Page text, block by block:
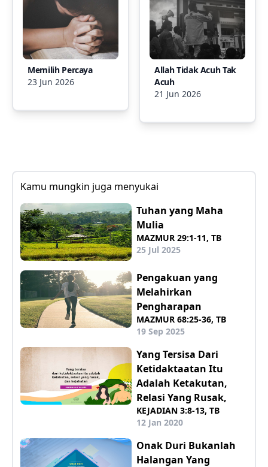
Memilih Percaya
23 Jun 2026
Allah Tidak Acuh Tak
Acuh
21 Jun 2026
Kamu mungkin juga menyukai
Tuhan yang Maha
Mulia
MAZMUR 29:1-11, TB
25 Jul 2025
Pengakuan yang
Melahirkan
Pengharapan
MAZMUR 68:25-36, TB
19 Sep 2025
Yang Tersisa Dari
Ketidaktaatan Itu
Adalah Ketakutan,
Relasi Yang Rusak,
KEJADIAN 3:8-13, TB
12 Jan 2020
Onak Duri Bukanlah
Halangan Yang